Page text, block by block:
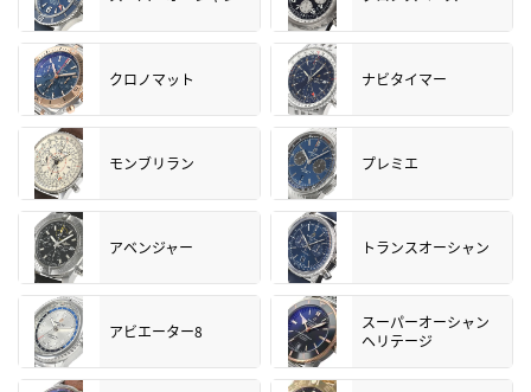
クロノマット ナビタイマー
モンブリラン プレミエ
アベンジャー トランスオーシャン
アビエーター8
スーパーオーシャン
ヘリテージ